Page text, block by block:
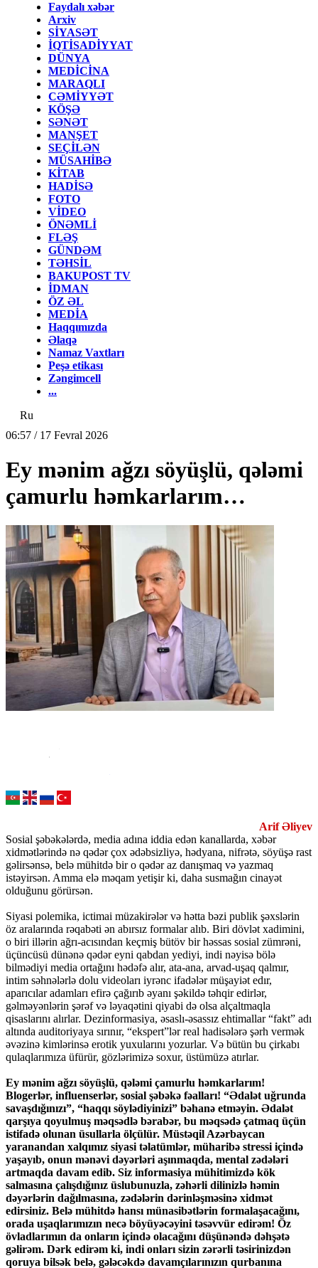
Faydalı xəbər
Arxiv
SİYASƏT
İQTİSADİYYAT
DÜNYA
MEDİCİNA
MARAQLI
CƏMİYYƏT
KÖŞƏ
SƏNƏT
MANŞET
SEÇİLƏN
MÜSAHİBƏ
KİTAB
HADİSƏ
FOTO
VİDEO
ÖNƏMLİ
FLƏŞ
GÜNDƏM
TƏHSİL
BAKUPOST TV
İDMAN
ÖZ ƏL
MEDİA
Haqqımızda
Əlaqə
Namaz Vaxtları
Peşə etikası
Zəngimcell
...
Ru
06:57 / 17 Fevral 2026
Ey mənim ağzı söyüşlü, qələmi
çamurlu həmkarlarım…
Arif Əliyev
Sosial şəbəkələrdə, media adına iddia edən kanallarda, xəbər
xidmətlərində nə qədər çox ədəbsizliyə, hədyana, nifrətə, söyüşə rast
gəlirsənsə, belə mühitdə bir o qədər az danışmaq və yazmaq
istəyirsən. Amma elə məqam yetişir ki, daha susmağın cinayət
olduğunu görürsən.
Siyasi polemika, ictimai müzakirələr və hətta bəzi publik şəxslərin
öz aralarında rəqabəti ən abırsız formalar alıb. Biri dövlət xadimini,
o biri illərin ağrı-acısından keçmiş bütöv bir həssas sosial zümrəni,
üçüncüsü dünənə qədər eyni qabdan yediyi, indi nəyisə bölə
bilmədiyi media ortağını hədəfə alır, ata-ana, arvad-uşaq qalmır,
intim səhnələrlə dolu videoları iyrənc ifadələr müşayiət edır,
aparıcılar adamları efirə çağırıb əyanı şəkildə təhqir edirlər,
gəlməyənlərin şərəf və ləyaqətini qiyabi də olsa alçaltmaqla
qisaslarını alırlar. Dezinformasiya, əsaslı-əsassız ehtimallar “fakt” adı
altında auditoriyaya sırınır, “ekspert”lər real hadisələrə şərh vermək
əvəzinə kimlərinsə erotik yuxularını yozurlar. Və bütün bu çirkabı
qulaqlarımıza üfürür, gözlərimizə soxur, üstümüzə atırlar.
Ey mənim ağzı söyüşlü, qələmi çamurlu həmkarlarım!
Blogerlər, influenserlər, sosial şəbəkə fəalları! “Ədalət uğrunda
savaşdığınızı”, “haqqı söylədiyinizi” bəhanə etməyin. Ədalət
qarşıya qoyulmuş məqsədlə bərabər, bu məqsədə çatmaq üçün
istifadə olunan üsullarla ölçülür. Müstəqil Azərbaycan
yaranandan xalqımız siyasi təlatümlər, müharibə stressi içində
yaşayıb, onun mənəvi dəyərləri aşınmaqda, mental zədələri
artmaqda davam edib. Siz informasiya mühitimizdə kök
salmasına çalışdığınız üslubunuzla, zəhərli dilinizlə həmin
dəyərlərin dağılmasına, zədələrin dərinləşməsinə xidmət
edirsiniz. Belə mühitdə hansı münasibətlərin formalaşacağını,
orada uşaqlarımızın necə böyüyəcəyini təsəvvür edirəm! Öz
övladlarımın da onların içində olacağını düşünəndə dəhşətə
gəlirəm. Dərk edirəm ki, indi onları sizin zərərli təsirinizdən
qoruya bilsək belə, gələcəkdə davamçılarınızın qurbanına